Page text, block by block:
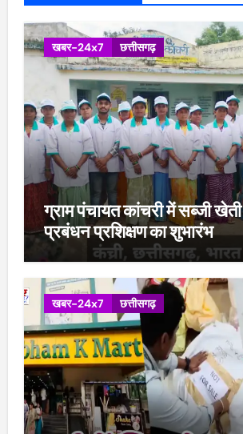
खबर-24x7 छत्तीसगढ़
ग्राम पंचायत कांचरी में सब्जी खेती
प्रबंधन प्रशिक्षण का शुभारंभ
खबर-24x7 छत्तीसगढ़